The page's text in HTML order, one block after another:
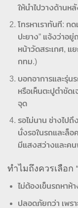
ให้นำไปวางด้านห
โทรหาเราทันที: ก
ปะยาง” แจ้งว่าอ
หน้าวัดสระเกศ, แ
กทม.)
บอกอาการและรุ่น
หรือเห็นตะปูตำชัด
จุด
รอไม่นาน ช่างไป
นั่งรอในรถและล็อ
มีแสงสว่างและค
ทำไมถึงควรเลือก
ไม่ต้องเข็นรถหาห้
ปลอดภัยกว่า เพร